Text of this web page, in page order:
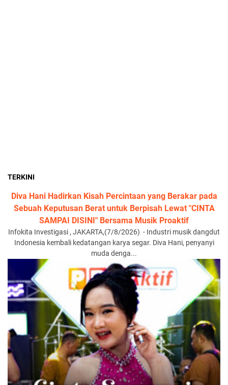
TERKINI
Diva Hani Hadirkan Kisah Percintaan yang Berakar pada
Sebuah Keputusan Berat untuk Berpisah Lewat "CINTA
SAMPAI DISINI" Bersama Musik Proaktif
Infokita Investigasi , JAKARTA,(7/8/2026) - Industri musik dangdut
Indonesia kembali kedatangan karya segar. Diva Hani, penyanyi
muda denga...